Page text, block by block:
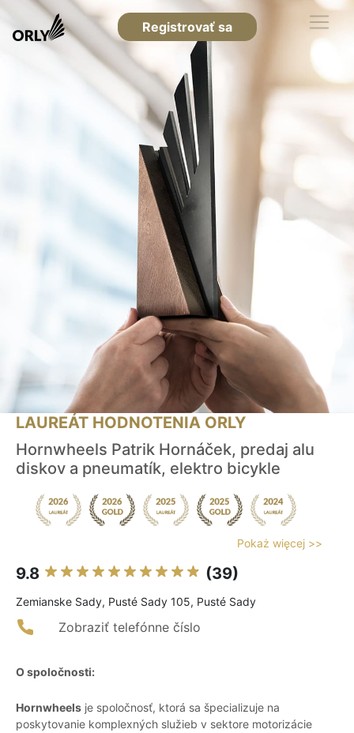
Registrovať sa
LAUREÁT HODNOTENIA ORLY
Hornwheels Patrik Hornáček, predaj alu
diskov a pneumatík, elektro bicykle
Pokaż więcej >>
9.8 (39)
Zemianske Sady, Pusté Sady 105, Pusté Sady
Zobraziť telefónne číslo
O spoločnosti:
Hornwheels je spoločnosť, ktorá sa špecializuje na
poskytovanie komplexných služieb v sektore motorizácie